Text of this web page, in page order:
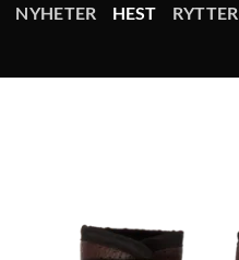
NYHETER HEST RYTTER